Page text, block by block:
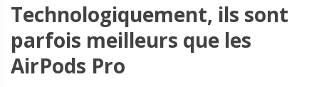
Technologiquement, ils sont
parfois meilleurs que les
AirPods Pro